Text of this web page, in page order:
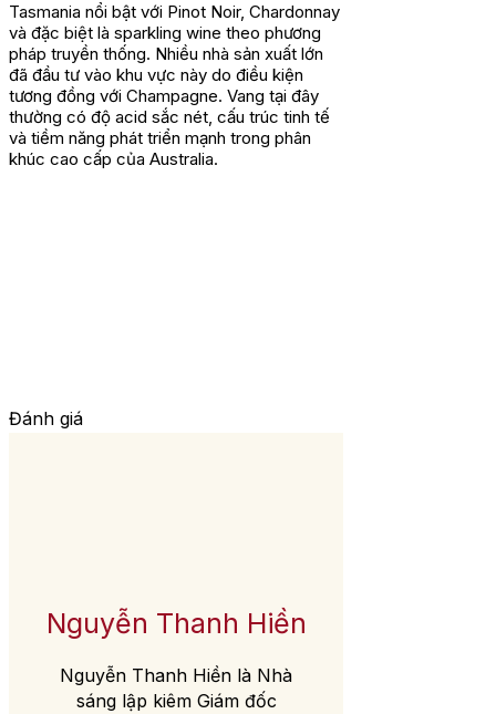
Tasmania nổi bật với Pinot Noir, Chardonnay
và đặc biệt là sparkling wine theo phương
pháp truyền thống. Nhiều nhà sản xuất lớn
đã đầu tư vào khu vực này do điều kiện
tương đồng với Champagne. Vang tại đây
thường có độ acid sắc nét, cấu trúc tinh tế
và tiềm năng phát triển mạnh trong phân
khúc cao cấp của Australia.
Đánh giá
Nguyễn Thanh Hiền
Nguyễn Thanh Hiền là Nhà
sáng lập kiêm Giám đốc